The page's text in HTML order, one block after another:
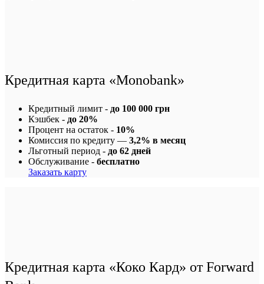
Кредитная карта «Monobank»
Кредитный лимит - до 100 000 грн
Кэшбек - до 20%
Процент на остаток - 10%
Комиссия по кредиту — 3,2% в месяц
Льготный период - до 62 дней
Обслуживание - бесплатно
Заказать карту
Кредитная карта «Коко Кард» от Forward